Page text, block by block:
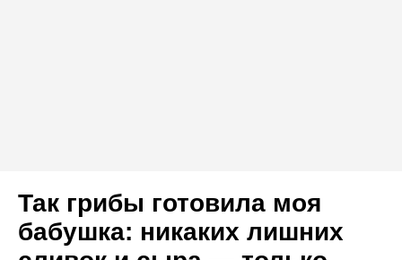
Так грибы готовила моя
бабушка: никаких лишних